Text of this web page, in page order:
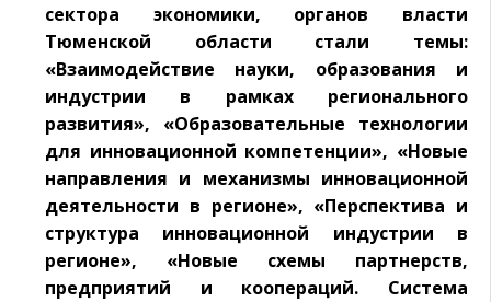
сектора экономики, органов власти
Тюменской области стали темы:
«Взаимодействие науки, образования и
индустрии в рамках регионального
развития», «Образовательные технологии
для инновационной компетенции», «Новые
направления и механизмы инновационной
деятельности в регионе», «Перспектива и
структура инновационной индустрии в
регионе», «Новые схемы партнерств,
предприятий и коопераций. Система